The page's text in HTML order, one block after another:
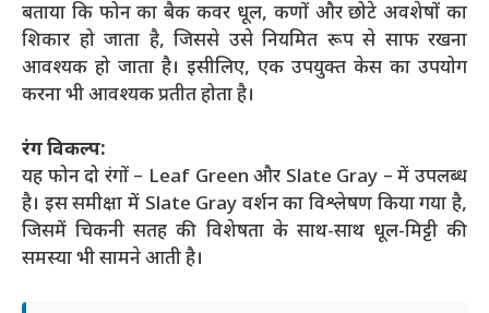
बताया कि फोन का बैक कवर धूल, कणों और छोटे अवशेषों का
शिकार हो जाता है, जिससे उसे नियमित रूप से साफ रखना
आवश्यक हो जाता है। इसीलिए, एक उपयुक्त केस का उपयोग
करना भी आवश्यक प्रतीत होता है।
रंग विकल्प:
यह फोन दो रंगों – Leaf Green और Slate Gray – में उपलब्ध
है। इस समीक्षा में Slate Gray वर्शन का विश्लेषण किया गया है,
जिसमें चिकनी सतह की विशेषता के साथ-साथ धूल-मिट्टी की
समस्या भी सामने आती है।